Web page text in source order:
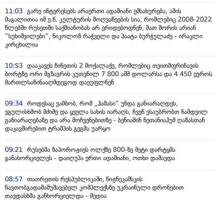
11:03 გარე ინტერესებს არაერთი ადამიანი ემსახურება, ამის
მაგალითია იმ ე.წ. კულტურის მოღვაწეების სია, რომლებიც 2008-2022
წლებში რუსეთში საქმიანობას არ ერიდებოდნენ, მათ შორის არიან
“სუხიშვილები”, ნიკოლოზ რაჭველი და პაატა ბურჭულაძე - ირაკლი
კირცხალია
10:53 დააკავეს ჩინეთის 2 მოქალაქე, რომლებიც თვითმფრინავის
ბორტზე ორი მგზავრის კუთვნილ 7 800 აშშ დოლარსა და 4 450 ევროს
მართლსაწინააღმდეგოდ დაეუფლნენ
09:34 როდესაც ვამბობ, რომ „ჰამასი“ უნდა განიარაღდეს,
ვგულისხმობ მძიმე და ყველა სახის იარაღს, ჩვენ ვსაუბრობთ ნამდვილ
განიარაღებაზე და არა მოჩვენებითზე - ბენიამინ ნეთანიაჰუმ ღაზასთან
დაკავშირებით ტრამპის გეგმა უარყო
09:21
რუსებმა ზაპოროჟიეს ოლქზე 800-ზე მეტი დარტყმა
განახორციელეს - დაიღუპა ერთი ადამიანი, ოთხი დაშავდა
08:57 თათრეთის რესპუბლიკაში, ნიჟნეკამსკის
ნავთობგადამამუშავებელ კომპლექსზე უკრაინული დრონებით
თავდასხმა განხორციელდა - მედია